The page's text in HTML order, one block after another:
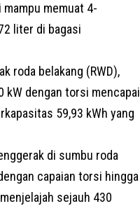
memuat 4-
liter di bagasi
roda belakang (RWD),
kW dengan torsi mencapai
59,93 kWh yang
di sumbu roda
capaian torsi hingga
sejauh 430